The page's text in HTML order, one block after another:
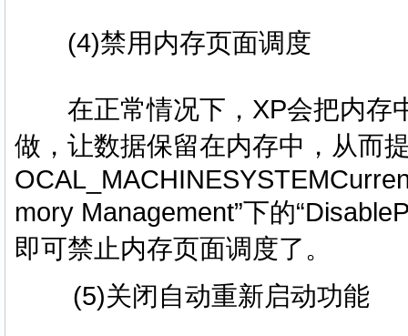
(4)禁用内存页面调度
在正常情况下，XP会把内存
做，让数据保留在内存中，从而
mory Management”下的
即可禁止内存页面调度了。
(5)关闭自动重新启动功能